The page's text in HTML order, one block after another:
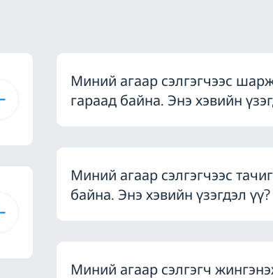
Миний агаар сэлгэгчээс
гараад байна. Энэ хэвийн
Миний агаар сэлгэгчээс
байна. Энэ хэвийн үзэгдэл үү?
Миний агаар сэлгэгч